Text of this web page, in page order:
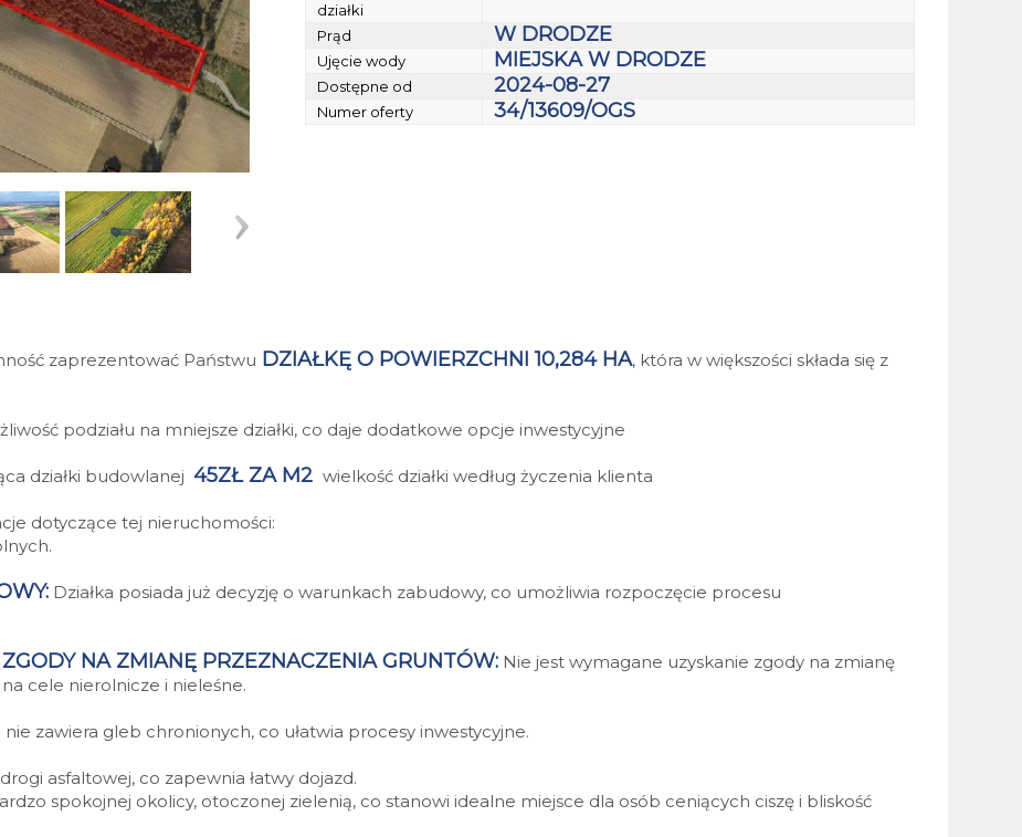
działki
Prąd W DRODZE
Ujęcie wody MIEJSKA W DRODZE
Dostępne od 2024-08-27
Numer oferty 34/13609/OGS
zaprezentować Państwu DZIAŁKĘ O POWIERZCHNI 10,284 HA, która w większości składa się z
podziału na mniejsze działki, co daje dodatkowe opcje inwestycyjne
działki budowlanej 45ZŁ ZA M2 wielkość działki według życzenia klienta
dotyczące tej nieruchomości:
Działka posiada już decyzję o warunkach zabudowy, co umożliwia rozpoczęcie procesu
NA ZMIANĘ PRZEZNACZENIA GRUNTÓW: Nie jest wymagane uzyskanie zgody na zmianę
cele nierolnicze i nieleśne.
nie zawiera gleb chronionych, co ułatwia procesy inwestycyjne.
asfaltowej, co zapewnia łatwy dojazd.
spokojnej okolicy, otoczonej zielenią, co stanowi idealne miejsce dla osób ceniących ciszę i bliskość